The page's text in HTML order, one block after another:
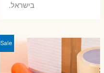
בישראל.
Sale!